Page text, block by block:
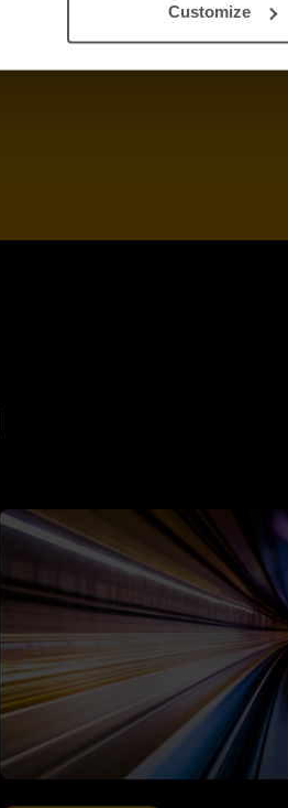
Customize